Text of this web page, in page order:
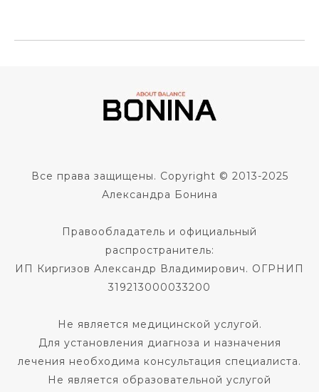
Все права защищены. Copyright © 2013-2025
Александра Бонина
Правообладатель и официальный
распространитель:
ИП Киргизов Александр Владимирович. ОГРНИП
319213000033200
Не является медицинской услугой.
Для установления диагноза и назначения
лечения необходима консультация специалиста.
Не является образовательной услугой